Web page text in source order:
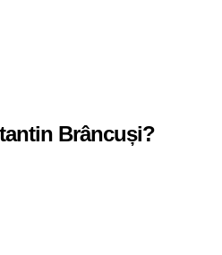
Brâncuși?